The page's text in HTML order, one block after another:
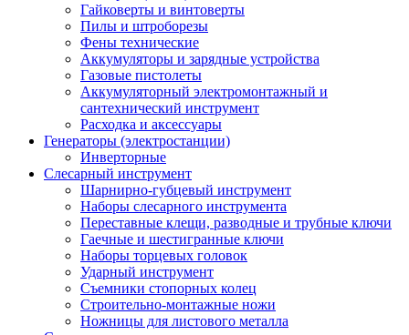
Гайковерты и винтоверты
Пилы и штроборезы
Фены технические
Аккумуляторы и зарядные устройства
Газовые пистолеты
Аккумуляторный электромонтажный и
сантехнический инструмент
Расходка и аксессуары
Генераторы (электростанции)
Инверторные
Слесарный инструмент
Шарнирно-губцевый инструмент
Наборы слесарного инструмента
Переставные клещи, разводные и трубные ключи
Гаечные и шестигранные ключи
Наборы торцевых головок
Ударный инструмент
Съемники стопорных колец
Строительно-монтажные ножи
Ножницы для листового металла